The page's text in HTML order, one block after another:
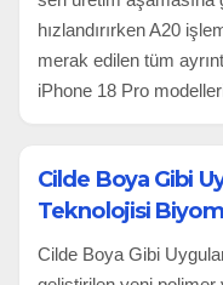
hızlandırırken A20
merak edilen tüm
iPhone 18 Pro
Cilde Boya Gibi
Teknolojisi
Cilde Boya Gibi